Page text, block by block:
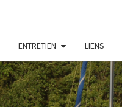
ENTRETIEN LIENS